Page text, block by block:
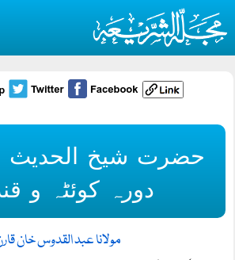
حضرت شیخ الحدیث
دورہ کوئٹہ و
مولانا عبد القدوس خان